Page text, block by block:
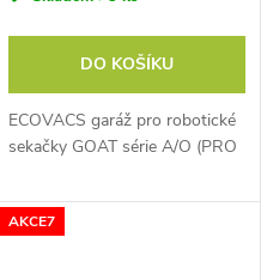
DO KOŠÍKU
ECOVACS garáž pro robotické
sekačky GOAT série A/O (PRO
AKCE7